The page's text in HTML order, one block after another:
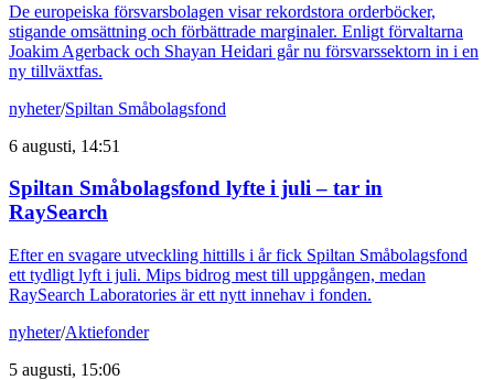
De europeiska försvarsbolagen visar rekordstora orderböcker,
stigande omsättning och förbättrade marginaler. Enligt förvaltarna
Joakim Agerback och Shayan Heidari går nu försvarssektorn in i en
ny tillväxtfas.
nyheter/Spiltan Småbolagsfond
6 augusti, 14:51
Spiltan Småbolagsfond lyfte i juli – tar in
RaySearch
Efter en svagare utveckling hittills i år fick Spiltan Småbolagsfond
ett tydligt lyft i juli. Mips bidrog mest till uppgången, medan
RaySearch Laboratories är ett nytt innehav i fonden.
nyheter/Aktiefonder
5 augusti, 15:06